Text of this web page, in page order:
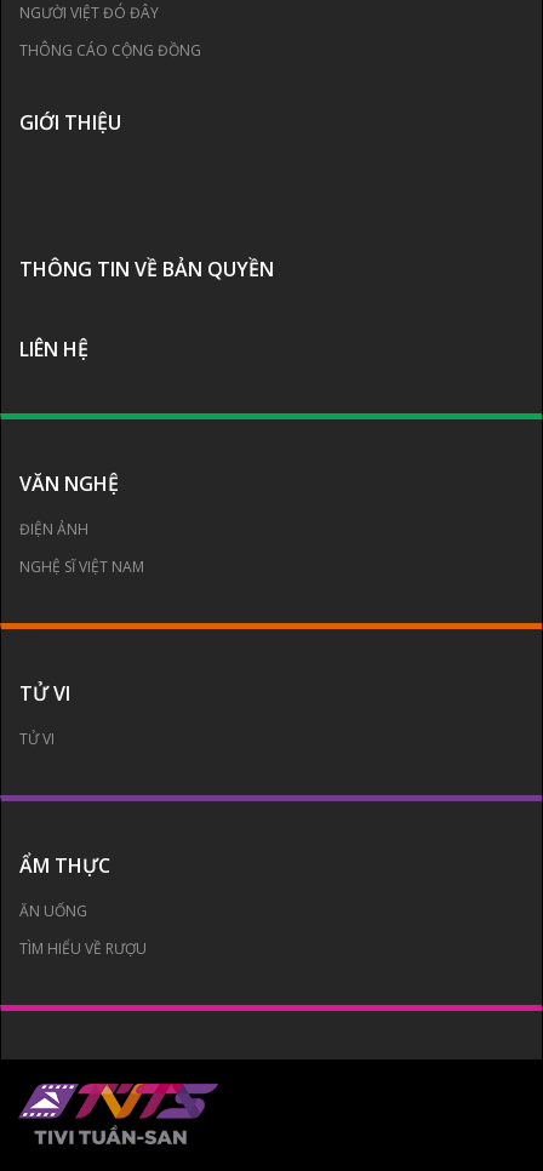
NGƯỜI VIỆT ĐÓ ĐÂY
THÔNG CÁO CỘNG ĐỒNG
GIỚI THIỆU
THÔNG TIN VỀ BẢN QUYỀN
LIÊN HỆ
VĂN NGHỆ
ĐIỆN ẢNH
NGHỆ SĨ VIỆT NAM
TỬ VI
TỬ VI
ẨM THỰC
ĂN UỐNG
TÌM HIỂU VỀ RƯỢU